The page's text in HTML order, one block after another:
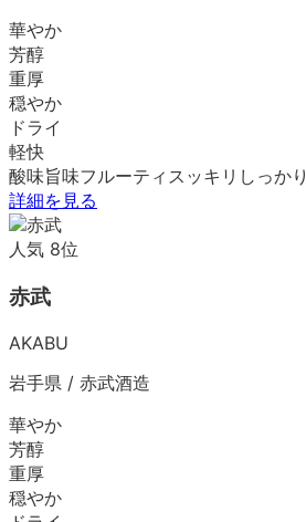
華やか
芳醇
重厚
穏やか
ドライ
軽快
酸味旨味フルーティ スッキリ しっかり
詳細を見る
人気 8位
赤武
AKABU
岩手県 / 赤武酒造
華やか
芳醇
重厚
穏やか